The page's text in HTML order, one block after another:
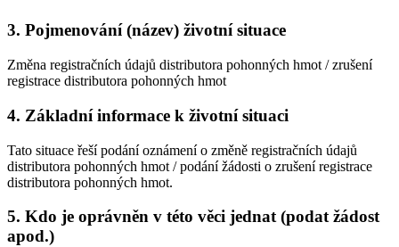
3. Pojmenování (název) životní situace
Změna registračních údajů distributora pohonných hmot / zrušení
registrace distributora pohonných hmot
4. Základní informace k životní situaci
Tato situace řeší podání oznámení o změně registračních údajů
distributora pohonných hmot / podání žádosti o zrušení registrace
distributora pohonných hmot.
5. Kdo je oprávněn v této věci jednat (podat žádost
apod.)